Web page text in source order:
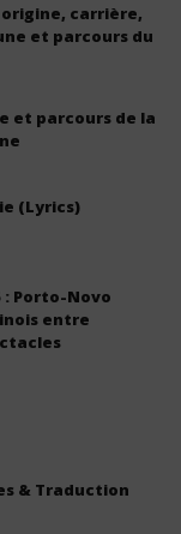
origine, carrière,
et parcours du
et parcours de la
(Lyrics)
: Porto-Novo
entre
& Traduction